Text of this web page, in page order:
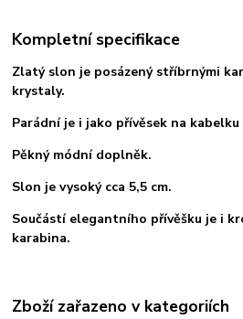
Kompletní specifikace
Zlatý slon je posázený stříbrnými
krystaly.
Parádní je i jako přívěsek na
Pěkný módní doplněk.
Slon je vysoký cca 5,5 cm.
Součástí elegantního přívěšku je i
karabina.
Zboží zařazeno v kategoriích